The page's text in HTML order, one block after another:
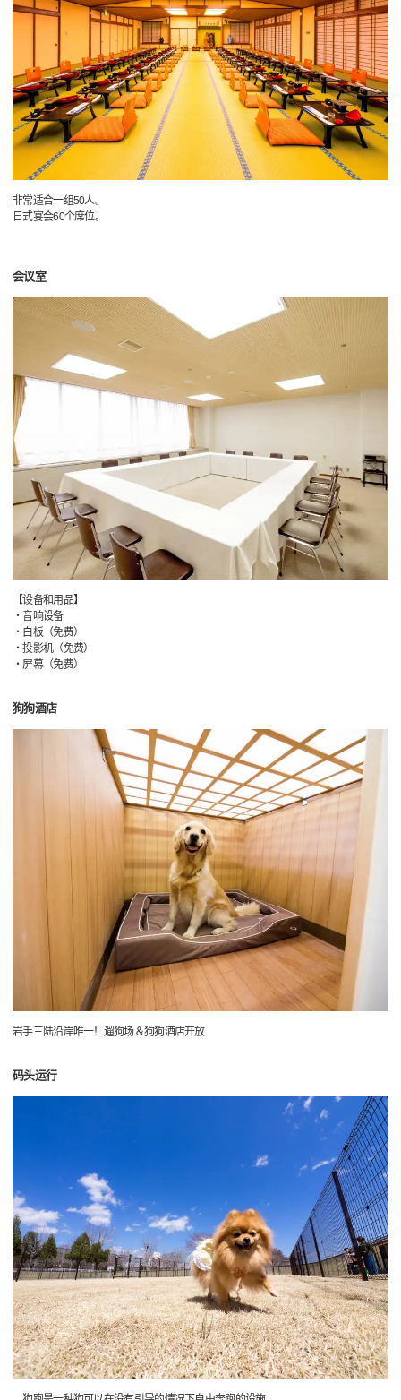
非常适合一组50人。
日式宴会60个席位。
会议室
【设备和用品】
・音响设备
・白板（免费）
・投影机（免费）
・屏幕（免费）
狗狗酒店
岩手三陆沿岸唯一！遛狗场＆狗狗酒店开放
码头运行